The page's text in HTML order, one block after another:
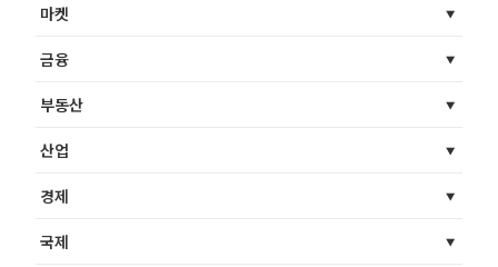
마켓
금융
부동산
산업
경제
국제